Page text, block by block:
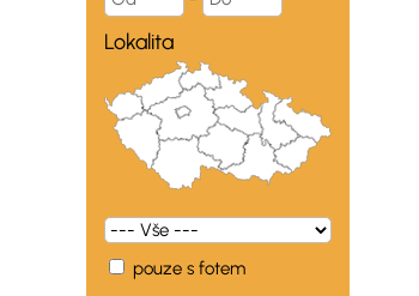
Lokalita
pouze s fotem